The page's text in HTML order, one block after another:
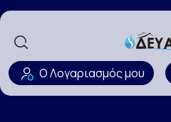
Ο Λογαριασμός μου